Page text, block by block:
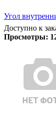
Угол
Доступно к
Просмотры: